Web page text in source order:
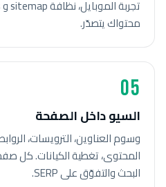
محتواك يتصدّر.
05
السيو داخل الصفحة
المحتوى، تغطية الكيانات. كل
البحث والتفوّق على SERP.